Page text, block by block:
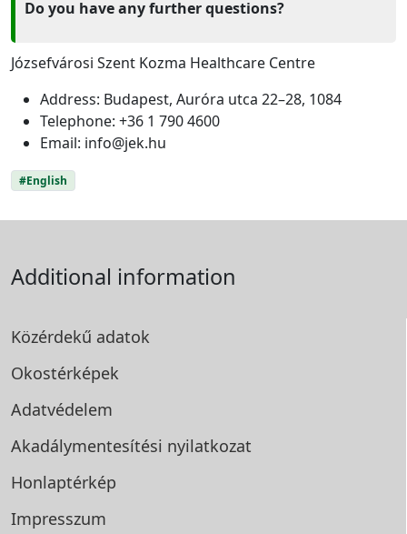
Do you have any further questions?
Józsefvárosi Szent Kozma Healthcare Centre
Address: Budapest, Auróra utca 22–28, 1084
Telephone: +36 1 790 4600
Email: info@jek.hu
#English
Additional information
Közérdekű adatok
Okostérképek
Adatvédelem
Akadálymentesítési nyilatkozat
Honlaptérkép
Impresszum